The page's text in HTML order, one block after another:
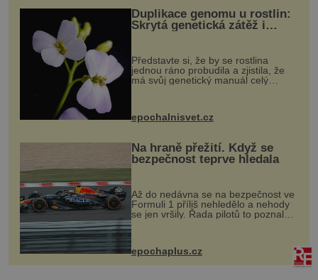
Duplikace genomu u rostlin:
Skrytá genetická zátěž i
Představte si, že by se rostlina
jednou ráno probudila a zjistila, že
má svůj genetický manuál celý
vstupenka...
epochalnisvet.cz
Na hraně přežití. Když se
bezpečnost teprve hledala
Až do nedávna se na bezpečnost ve
Formuli 1 příliš nehledělo a nehody
se jen vršily. Řada pilotů to poznala
na vlastní kůži, často s trvalými
následky nebo bohužel i ztrátou
života. Dnes nepochopiteln...
epochaplus.cz